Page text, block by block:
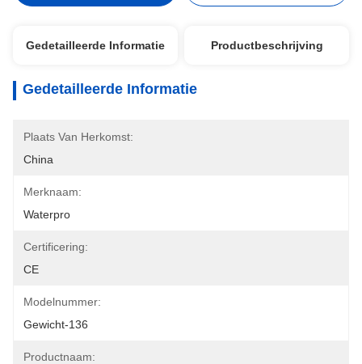
Gedetailleerde Informatie Productbeschrijving
Gedetailleerde Informatie
Plaats Van Herkomst:
China
Merknaam:
Waterpro
Certificering:
CE
Modelnummer:
Gewicht-136
Productnaam: